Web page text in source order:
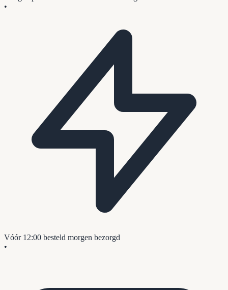
•
Vóór 12:00 besteld morgen bezorgd
•